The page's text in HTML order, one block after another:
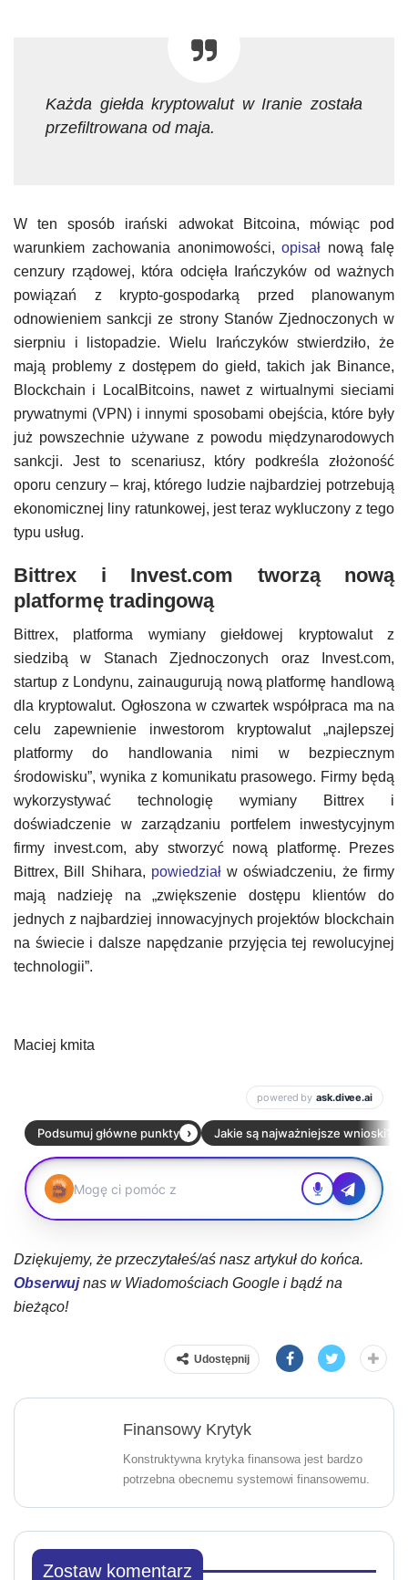
Każda giełda kryptowalut w Iranie została
przefiltrowana od maja.
W ten sposób irański adwokat Bitcoina, mówiąc pod
warunkiem zachowania anonimowości,opisał nową falę
cenzury rządowej, która odcięła Irańczyków od ważnych
powiązań z krypto-gospodarką przed planowanym
odnowieniem sankcji ze strony Stanów Zjednoczonych w
sierpniu i listopadzie. Wielu Irańczyków stwierdziło, że
mają problemy z dostępem do giełd, takich jak Binance,
Blockchain i LocalBitcoins, nawet z wirtualnymi sieciami
prywatnymi (VPN) i innymi sposobami obejścia, które były
już powszechnie używane z powodu międzynarodowych
sankcji. Jest to scenariusz, który podkreśla złożoność
oporu cenzury – kraj, którego ludzie najbardziej potrzebują
ekonomicznej liny ratunkowej, jest teraz wykluczony z tego
typu usług.
Bittrex i Invest.com tworzą nową
platformę tradingową
Bittrex, platforma wymiany giełdowej kryptowalut z
siedzibą w Stanach Zjednoczonych oraz Invest.com,
startup z Londynu, zainaugurują nową platformę handlową
dla kryptowalut. Ogłoszona w czwartek współpraca ma na
celu zapewnienie inwestorom kryptowalut „najlepszej
platformy do handlowania nimi w bezpiecznym
środowisku”, wynika z komunikatu prasowego. Firmy będą
wykorzystywać technologię wymiany Bittrex i
doświadczenie w zarządzaniu portfelem inwestycyjnym
firmy invest.com, aby stworzyć nową platformę. Prezes
Bittrex, Bill Shihara, powiedziałw oświadczeniu, że firmy
mają nadzieję na „zwiększenie dostępu klientów do
jednych z najbardziej innowacyjnych projektów blockchain
na świecie i dalsze napędzanie przyjęcia tej rewolucyjnej
technologii”.
Maciej kmita
Dziękujemy, że przeczytałeś/aś nasz artykuł do końca.
Obserwujnas w Wiadomościach Google i bądź na
bieżąco!
Udostępnij
Finansowy Krytyk
Konstruktywna krytyka finansowa jest bardzo
potrzebna obecnemu systemowi finansowemu.
Zostaw komentarz